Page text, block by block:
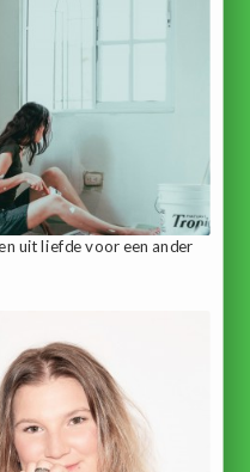
uit liefde voor een ander